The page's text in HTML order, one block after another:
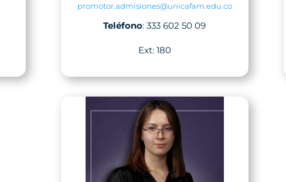
promotor.admisiones@unicafam.edu.co
Teléfono: 333 602 50 09
Ext: 180